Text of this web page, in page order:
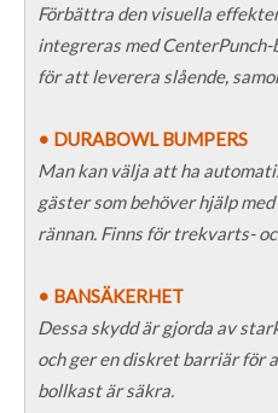
Förbättra den visuella
integreras med
för att leverera slående,
• DURABOWL BUMPERS
Man kan välja att ha
gäster som behöver hjälp
rännan. Finns för trekvarts-
• BANSÄKERHET
Dessa skydd är gjorda av
och ger en diskret barriär för
bollkast är säkra.